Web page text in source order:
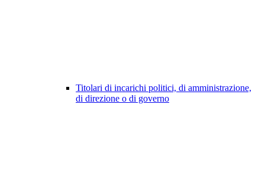
Titolari di incarichi politici, di amministrazione,
di direzione o di governo